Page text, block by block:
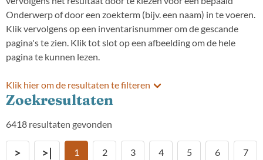
Onderwerp of door een zoekterm (bijv. een naam) in te voeren.
Klik vervolgens op een inventarisnummer om de gescande
pagina's te zien. Klik tot slot op een afbeelding om de hele
pagina te kunnen lezen.
Klik hier om de resultaten te filteren
Kies archief
Kies onderwerp
Zoekresultaten
6418 resultaten gevonden
> >| 1 2 3 4 5 6 7